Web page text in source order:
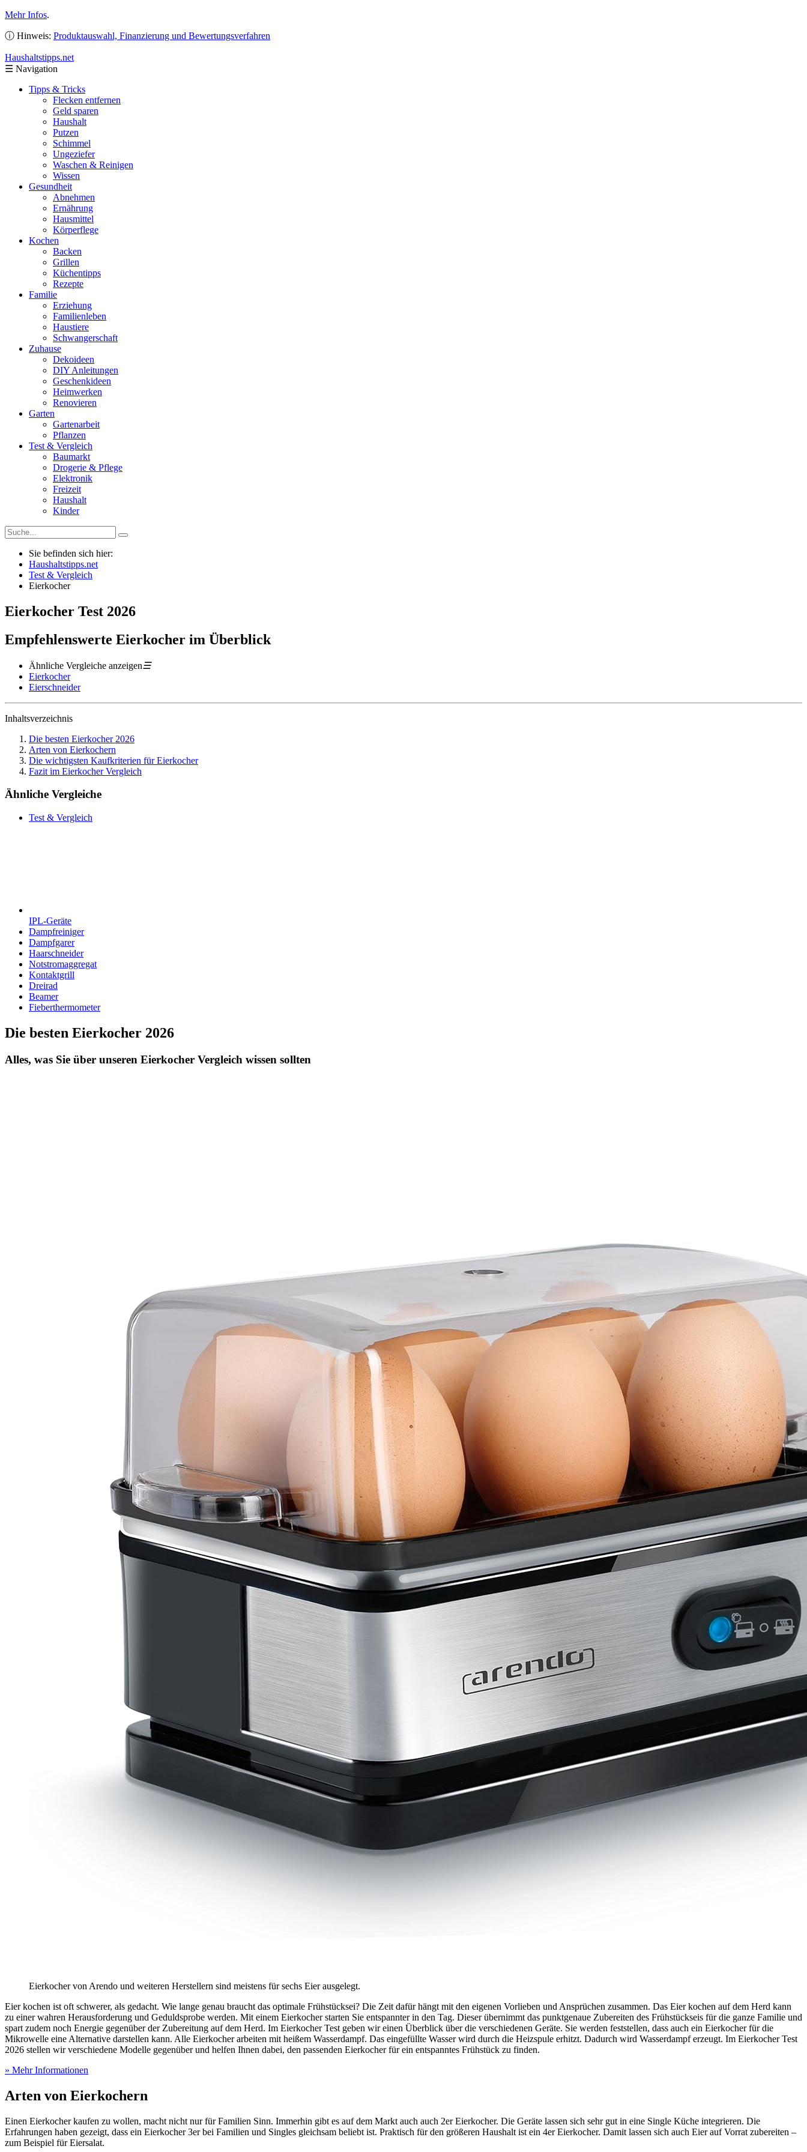
Mehr Infos.
ⓘ Hinweis: Produktauswahl, Finanzierung und Bewertungsverfahren
Haushaltstipps.net
☰ Navigation
Tipps & Tricks
Flecken entfernen
Geld sparen
Haushalt
Putzen
Schimmel
Ungeziefer
Waschen & Reinigen
Wissen
Gesundheit
Abnehmen
Ernährung
Hausmittel
Körperflege
Kochen
Backen
Grillen
Küchentipps
Rezepte
Familie
Erziehung
Familienleben
Haustiere
Schwangerschaft
Zuhause
Dekoideen
DIY Anleitungen
Geschenkideen
Heimwerken
Renovieren
Garten
Gartenarbeit
Pflanzen
Test & Vergleich
Baumarkt
Drogerie & Pflege
Elektronik
Freizeit
Haushalt
Kinder
Sie befinden sich hier:
Haushaltstipps.net
Test & Vergleich
Eierkocher
Eierkocher Test 2026
Empfehlenswerte Eierkocher im Überblick
Ähnliche Vergleiche anzeigen☰
Eierkocher
Eierschneider
Inhaltsverzeichnis
Die besten Eierkocher 2026
Arten von Eierkochern
Die wichtigsten Kaufkriterien für Eierkocher
Fazit im Eierkocher Vergleich
Ähnliche Vergleiche
Test & Vergleich
IPL-Geräte
Dampfreiniger
Dampfgarer
Haarschneider
Notstromaggregat
Kontaktgrill
Dreirad
Beamer
Fieberthermometer
Die besten Eierkocher 2026
Alles, was Sie über unseren Eierkocher Vergleich wissen sollten
Eierkocher von Arendo und weiteren Herstellern sind meistens für sechs Eier ausgelegt.
Eier kochen ist oft schwerer, als gedacht. Wie lange genau braucht das optimale Frühstücksei? Die Zeit dafür hängt mit den eigenen Vorlieben und Ansprüchen zusammen. Das Eier kochen auf dem Herd kann
zu einer wahren Herausforderung und Geduldsprobe werden. Mit einem Eierkocher starten Sie entspannter in den Tag. Dieser übernimmt das punktgenaue Zubereiten des Frühstückseis für die ganze Familie und
spart zudem noch Energie gegenüber der Zubereitung auf dem Herd. Im Eierkocher Test geben wir einen Überblick über die verschiedenen Geräte. Sie werden feststellen, dass auch ein Eierkocher für die
Mikrowelle eine Alternative darstellen kann. Alle Eierkocher arbeiten mit heißem Wasserdampf. Das eingefüllte Wasser wird durch die Heizspule erhitzt. Dadurch wird Wasserdampf erzeugt. Im Eierkocher Test
2026 stellen wir verschiedene Modelle gegenüber und helfen Ihnen dabei, den passenden Eierkocher für ein entspanntes Frühstück zu finden.
» Mehr Informationen
Arten von Eierkochern
Einen Eierkocher kaufen zu wollen, macht nicht nur für Familien Sinn. Immerhin gibt es auf dem Markt auch auch 2er Eierkocher. Die Geräte lassen sich sehr gut in eine Single Küche integrieren. Die
Erfahrungen haben gezeigt, dass ein Eierkocher 3er bei Familien und Singles gleichsam beliebt ist. Praktisch für den größeren Haushalt ist ein 4er Eierkocher. Damit lassen sich auch Eier auf Vorrat zubereiten –
zum Beispiel für Eiersalat.